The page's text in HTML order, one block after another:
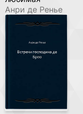
Анри де Ренье